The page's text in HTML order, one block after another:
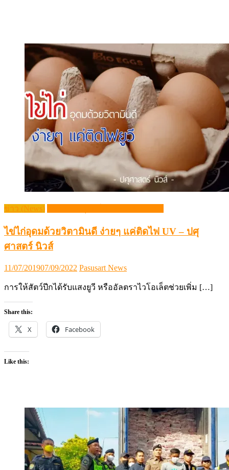
ข่าว (News)
ไข่ไก่อุดมด้วยวิตามินดี ง่ายๆ แค่ติดไฟ UV – ปศุ
ศาสตร์ นิวส์
Posted
11/07/201907/09/2022 Author
Pasusart News
การให้สัตว์ปีกได้รับแสงยูวี หรืออัลตราไวโอเล็ตช่วยเพิ่ม […]
Share this:
X Facebook
Like this: